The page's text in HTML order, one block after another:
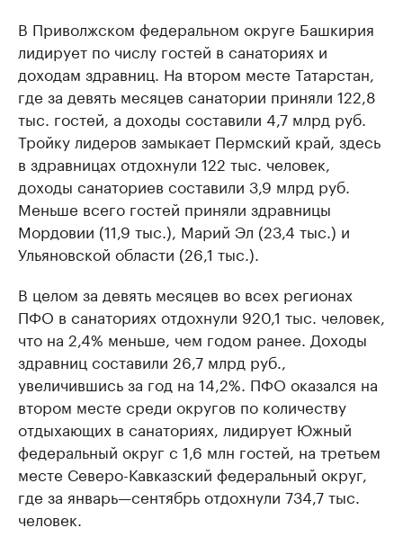
В Приволжском федеральном округе Башкирия
лидирует по числу гостей в санаториях и
доходам здравниц. На втором месте Татарстан,
где за девять месяцев санатории приняли 122,8
тыс. гостей, а доходы составили 4,7 млрд руб.
Тройку лидеров замыкает Пермский край, здесь
в здравницах отдохнули 122 тыс. человек,
доходы санаториев составили 3,9 млрд руб.
Меньше всего гостей приняли здравницы
Мордовии (11,9 тыс.), Марий Эл (23,4 тыс.) и
Ульяновской области (26,1 тыс.).
В целом за девять месяцев во всех регионах
ПФО в санаториях отдохнули 920,1 тыс. человек,
что на 2,4% меньше, чем годом ранее. Доходы
здравниц составили 26,7 млрд руб.,
увеличившись за год на 14,2%. ПФО оказался на
втором месте среди округов по количеству
отдыхающих в санаториях, лидирует Южный
федеральный округ с 1,6 млн гостей, на третьем
месте Северо-Кавказский федеральный округ,
где за январь—сентябрь отдохнули 734,7 тыс.
человек.